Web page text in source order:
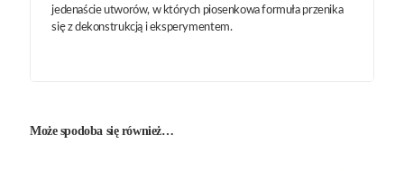
jedenaście utworów, w których piosenkowa formuła przenika
się z dekonstrukcją i eksperymentem.
Może spodoba się również…